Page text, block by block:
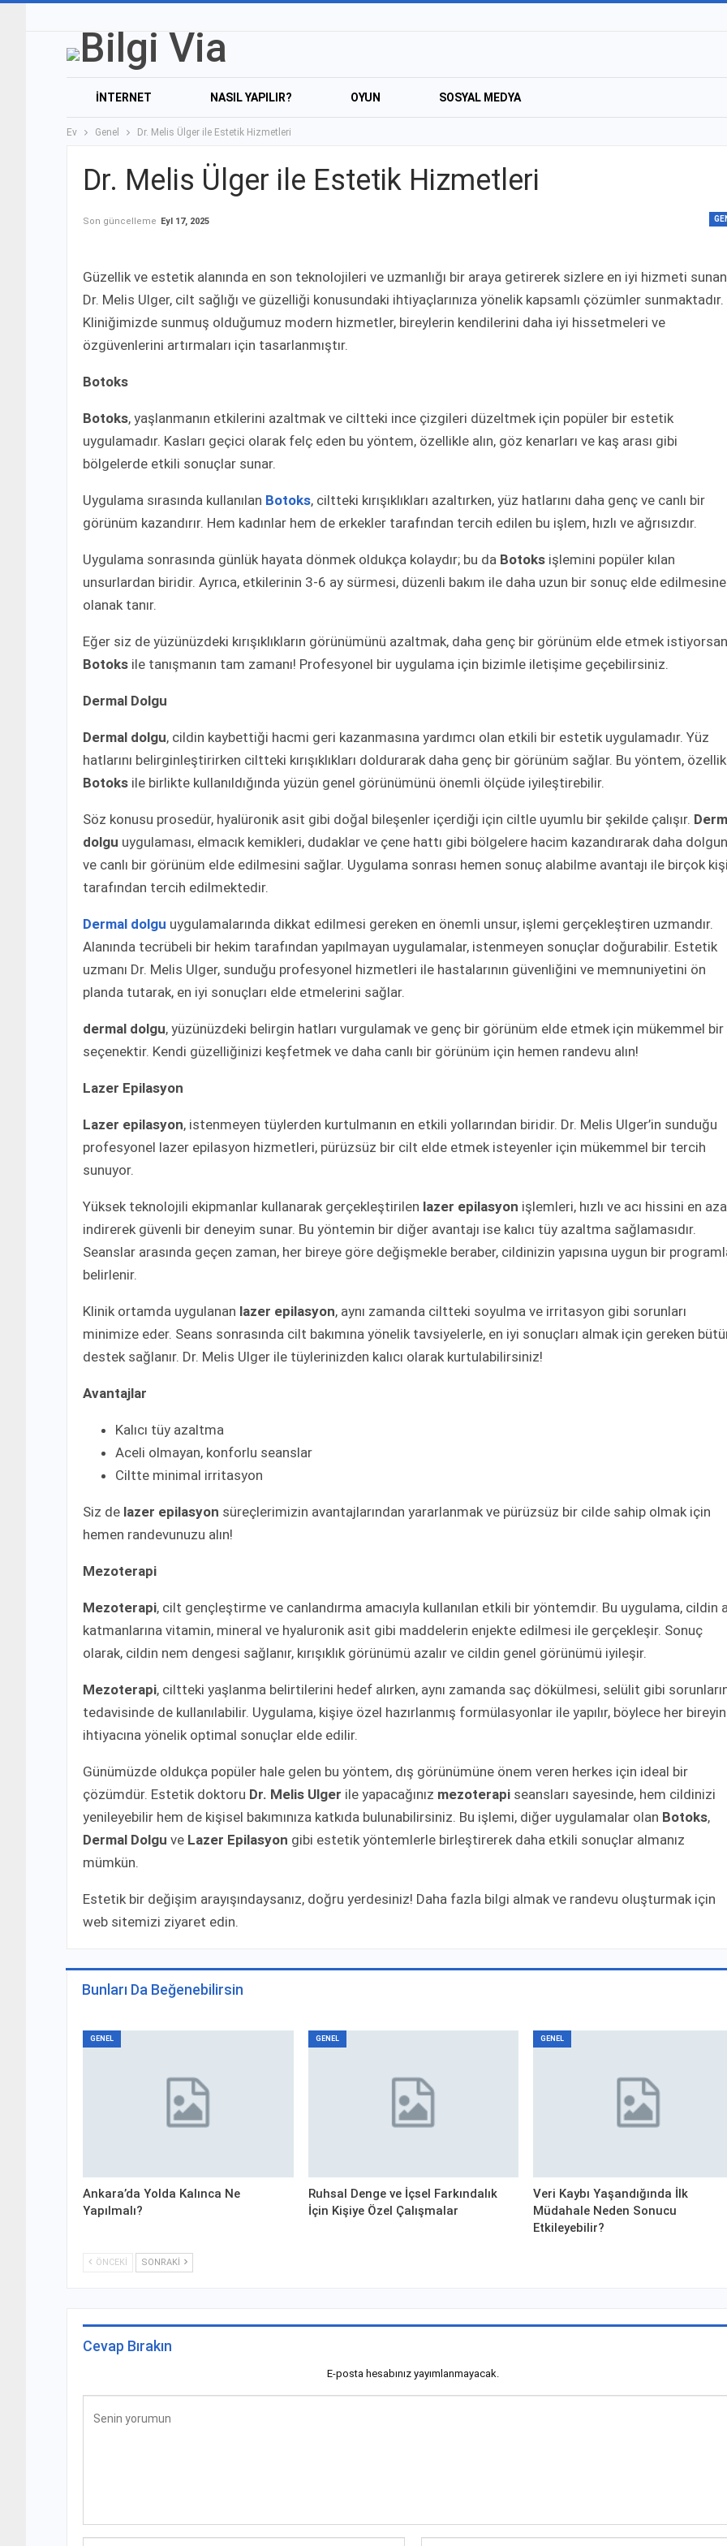
İNTERNET NASIL YAPILIR? OYUN SOSYAL MEDYA
Ev Genel Dr. Melis Ülger ile Estetik Hizmetleri
Dr. Melis Ülger ile Estetik Hizmetleri
Son güncelleme Eyl 17, 2025
Güzellik ve estetik alanında en son teknolojileri ve uzmanlığı bir araya getirerek sizlere en iyi hizmeti sunan
Dr. Melis Ulger, cilt sağlığı ve güzelliği konusundaki ihtiyaçlarınıza yönelik kapsamlı çözümler sunmaktadır.
Kliniğimizde sunmuş olduğumuz modern hizmetler, bireylerin kendilerini daha iyi hissetmeleri ve
özgüvenlerini artırmaları için tasarlanmıştır.
Botoks
Botoks, yaşlanmanın etkilerini azaltmak ve ciltteki ince çizgileri düzeltmek için popüler bir estetik
uygulamadır. Kasları geçici olarak felç eden bu yöntem, özellikle alın, göz kenarları ve kaş arası gibi
bölgelerde etkili sonuçlar sunar.
Uygulama sırasında kullanılan Botoks, ciltteki kırışıklıkları azaltırken, yüz hatlarını daha genç ve canlı bir
görünüm kazandırır. Hem kadınlar hem de erkekler tarafından tercih edilen bu işlem, hızlı ve ağrısızdır.
Uygulama sonrasında günlük hayata dönmek oldukça kolaydır; bu da Botoks işlemini popüler kılan
unsurlardan biridir. Ayrıca, etkilerinin 3-6 ay sürmesi, düzenli bakım ile daha uzun bir sonuç elde edilmesine
olanak tanır.
Eğer siz de yüzünüzdeki kırışıklıkların görünümünü azaltmak, daha genç bir görünüm elde etmek
Botoks ile tanışmanın tam zamanı! Profesyonel bir uygulama için bizimle iletişime geçebilirsiniz.
Dermal Dolgu
Dermal dolgu, cildin kaybettiği hacmi geri kazanmasına yardımcı olan etkili bir estetik uygulamadır. Yüz
hatlarını belirginleştirirken ciltteki kırışıklıkları doldurarak daha genç bir görünüm sağlar. Bu yöntem,
Botoks ile birlikte kullanıldığında yüzün genel görünümünü önemli ölçüde iyileştirebilir.
Söz konusu prosedür, hyalüronik asit gibi doğal bileşenler içerdiği için ciltle uyumlu bir şekilde çalışır.
dolgu uygulaması, elmacık kemikleri, dudaklar ve çene hattı gibi bölgelere hacim kazandırarak daha dolgun
ve canlı bir görünüm elde edilmesini sağlar. Uygulama sonrası hemen sonuç alabilme avantajı ile birçok
tarafından tercih edilmektedir.
Dermal dolgu uygulamalarında dikkat edilmesi gereken en önemli unsur, işlemi gerçekleştiren uzmandır.
Alanında tecrübeli bir hekim tarafından yapılmayan uygulamalar, istenmeyen sonuçlar doğurabilir. Estetik
uzmanı Dr. Melis Ulger, sunduğu profesyonel hizmetleri ile hastalarının güvenliğini ve memnuniyetini ön
planda tutarak, en iyi sonuçları elde etmelerini sağlar.
dermal dolgu, yüzünüzdeki belirgin hatları vurgulamak ve genç bir görünüm elde etmek için mükemmel bir
seçenektir. Kendi güzelliğinizi keşfetmek ve daha canlı bir görünüm için hemen randevu alın!
Lazer Epilasyon
Lazer epilasyon, istenmeyen tüylerden kurtulmanın en etkili yollarından biridir. Dr. Melis Ulger’in sunduğu
profesyonel lazer epilasyon hizmetleri, pürüzsüz bir cilt elde etmek isteyenler için mükemmel bir tercih
sunuyor.
Yüksek teknolojili ekipmanlar kullanarak gerçekleştirilen lazer epilasyon işlemleri, hızlı ve acı hissini en aza
indirerek güvenli bir deneyim sunar. Bu yöntemin bir diğer avantajı ise kalıcı tüy azaltma sağlamasıdır.
Seanslar arasında geçen zaman, her bireye göre değişmekle beraber, cildinizin yapısına uygun bir
belirlenir.
Klinik ortamda uygulanan lazer epilasyon, aynı zamanda ciltteki soyulma ve irritasyon gibi sorunları
minimize eder. Seans sonrasında cilt bakımına yönelik tavsiyelerle, en iyi sonuçları almak için gereken
destek sağlanır. Dr. Melis Ulger ile tüylerinizden kalıcı olarak kurtulabilirsiniz!
Avantajlar
Kalıcı tüy azaltma
Aceli olmayan, konforlu seanslar
Ciltte minimal irritasyon
Siz de lazer epilasyon süreçlerimizin avantajlarından yararlanmak ve pürüzsüz bir cilde sahip olmak için
hemen randevunuzu alın!
Mezoterapi
Mezoterapi, cilt gençleştirme ve canlandırma amacıyla kullanılan etkili bir yöntemdir. Bu uygulama, cildin
katmanlarına vitamin, mineral ve hyaluronik asit gibi maddelerin enjekte edilmesi ile gerçekleşir. Sonuç
olarak, cildin nem dengesi sağlanır, kırışıklık görünümü azalır ve cildin genel görünümü iyileşir.
Mezoterapi, ciltteki yaşlanma belirtilerini hedef alırken, aynı zamanda saç dökülmesi, selülit gibi
tedavisinde de kullanılabilir. Uygulama, kişiye özel hazırlanmış formülasyonlar ile yapılır, böylece her bireyin
ihtiyacına yönelik optimal sonuçlar elde edilir.
Günümüzde oldukça popüler hale gelen bu yöntem, dış görünümüne önem veren herkes için ideal bir
çözümdür. Estetik doktoru Dr. Melis Ulger ile yapacağınız mezoterapi seansları sayesinde, hem cildinizi
yenileyebilir hem de kişisel bakımınıza katkıda bulunabilirsiniz. Bu işlemi, diğer uygulamalar olan Botoks,
Dermal Dolgu ve Lazer Epilasyon gibi estetik yöntemlerle birleştirerek daha etkili sonuçlar almanız
mümkün.
Estetik bir değişim arayışındaysanız, doğru yerdesiniz! Daha fazla bilgi almak ve randevu oluşturmak için
web sitemizi ziyaret edin.
Bunları Da Beğenebilirsin
GENEL
Ankara’da Yolda Kalınca Ne
Yapılmalı?
GENEL
Ruhsal Denge ve İçsel Farkındalık
İçin Kişiye Özel Çalışmalar
GENEL
Veri Kaybı Yaşandığında İlk
Müdahale Neden Sonucu
Etkileyebilir?
ÖNCEKI SONRAKI
Cevap Bırakın
E-posta hesabınız yayımlanmayacak.